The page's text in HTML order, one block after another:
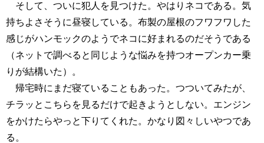
そして、ついに犯人を見つけた。やはりネコである。気
持ちよさそうに昼寝している。布製の屋根のフワフワした
感じがハンモックのようでネコに好まれるのだそうである
（ネットで調べると同じような悩みを持つオープンカー乗
りが結構いた）。
帰宅時にまだ寝ていることもあった。つついてみたが、
チラッとこちらを見るだけで起きようとしない。エンジン
をかけたらやっと下りてくれた。かなり図々しいやつであ
る。